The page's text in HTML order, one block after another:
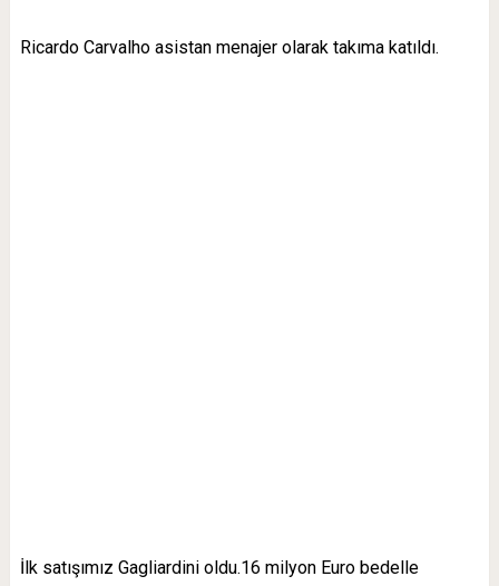
Ricardo Carvalho asistan menajer olarak takıma katıldı.
İlk satışımız Gagliardini oldu.16 milyon Euro bedelle